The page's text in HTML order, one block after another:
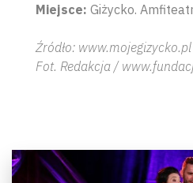
Miejsce: Giżycko.
Źródło: www.mojegizycko.pl
Fot. Redakcja /